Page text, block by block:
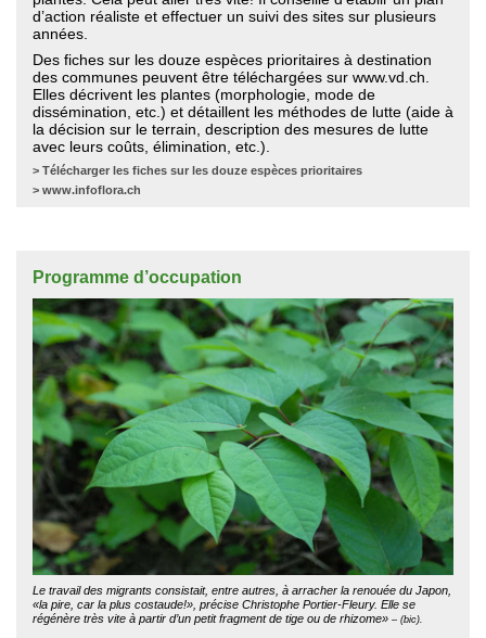
d’action réaliste et effectuer un suivi des sites sur plusieurs
années.
Des fiches sur les douze espèces prioritaires à destination
des communes peuvent être téléchargées sur www.vd.ch.
Elles décrivent les plantes (morphologie, mode de
dissémination, etc.) et détaillent les méthodes de lutte (aide à
la décision sur le terrain, description des mesures de lutte
avec leurs coûts, élimination, etc.).
> Télécharger les fiches sur les douze espèces prioritaires
> www.infoflora.ch
Programme d’occupation
Le travail des migrants consistait, entre autres, à arracher la renouée du Japon,
«la pire, car la plus costaude!», précise Christophe Portier-Fleury. Elle se
régénère très vite à partir d’un petit fragment de tige ou de rhizome» – (bic).